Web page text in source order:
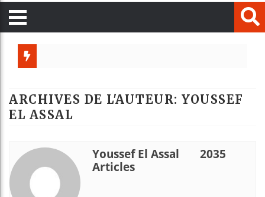
Côte
Ceuta :
ARCHIVES DE L'AUTEUR: YOUSSEF
EL ASSAL
Youssef El Assal
2035
Articles